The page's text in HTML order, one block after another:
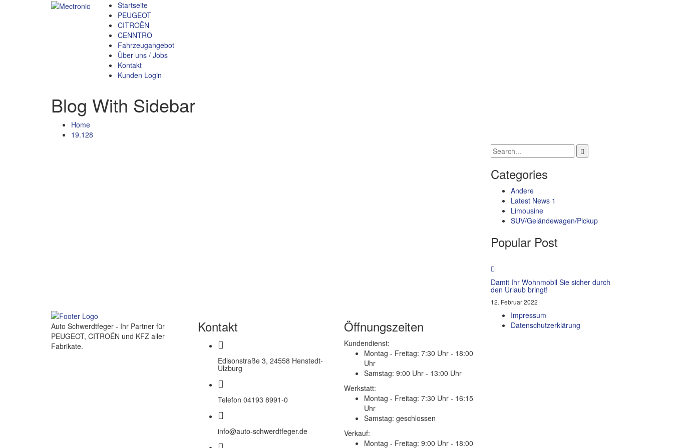
Startseite
PEUGEOT
CITROËN
CENNTRO
Fahrzeugangebot
Über uns / Jobs
Kontakt
Kunden Login
Blog With Sidebar
Home
19.128
Categories
Andere
Latest News 1
Limousine
SUV/Geländewagen/Pickup
Popular Post
Damit Ihr Wohnmobil Sie sicher durch
den Urlaub bringt!
12. Februar 2022
Auto Schwerdtfeger - Ihr Partner für
PEUGEOT, CITROËN und KFZ aller
Fabrikate.
Kontakt
Edisonstraße 3, 24558 Henstedt-
Ulzburg
Telefon 04193 8991-0
info@auto-schwerdtfeger.de
Öffnungszeiten
Kundendienst:
Montag - Freitag: 7:30 Uhr - 18:00
Uhr
Samstag: 9:00 Uhr - 13:00 Uhr
Werkstatt:
Montag - Freitag: 7:30 Uhr - 16:15
Uhr
Samstag: geschlossen
Verkauf:
Montag - Freitag: 9:00 Uhr - 18:00
Impressum
Datenschutzerklärung